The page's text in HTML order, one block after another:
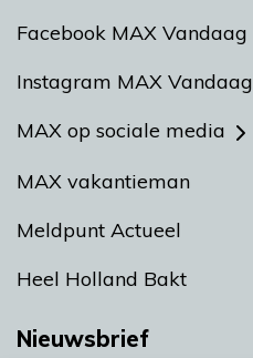
Facebook MAX Vandaag
Instagram MAX Vandaag
MAX op sociale media
MAX vakantieman
Meldpunt Actueel
Heel Holland Bakt
Nieuwsbrief